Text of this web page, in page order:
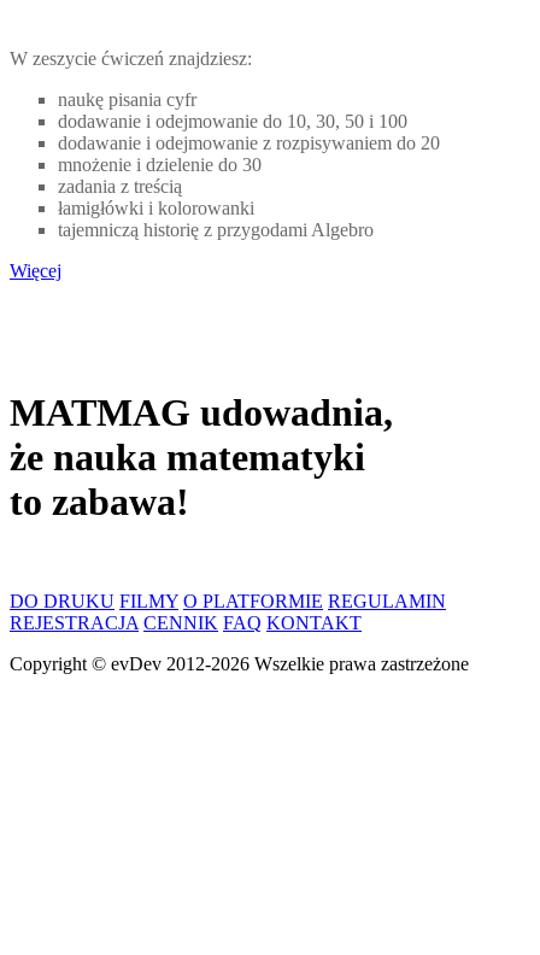
W zeszycie ćwiczeń znajdziesz:
naukę pisania cyfr
dodawanie i odejmowanie do 10, 30, 50 i 100
dodawanie i odejmowanie z rozpisywaniem do 20
mnożenie i dzielenie do 30
zadania z treścią
łamigłówki i kolorowanki
tajemniczą historię z przygodami Algebro
Więcej
MATMAG udowadnia,
że nauka matematyki
to zabawa!
DO DRUKU FILMY O PLATFORMIE REGULAMIN
REJESTRACJA CENNIK FAQ KONTAKT
Copyright © evDev 2012-2026 Wszelkie prawa zastrzeżone